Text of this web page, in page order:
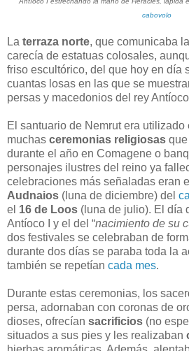
cabovolo
La terraza norte, que comunicaba
carecía de estatuas colosales,
friso escultórico, del que hoy en día
cuantas losas en las que se
persas y macedonios del rey
El santuario de Nemrut era
muchas ceremonias religiosas
durante el año en Comagene o
personajes ilustres del reino ya
celebraciones más señaladas eran el
Audnaios (luna de diciembre) del
el 16 de Loos (luna de julio). El día
Antíoco I y el del “nacimiento de su
dos festivales se celebraban de
durante dos días se paraba toda la
también se repetían cada mes.
Durante estas ceremonias, los
persa, adornaban con coronas de
dioses, ofrecían sacrificios (no
situados a sus pies y les realizaban